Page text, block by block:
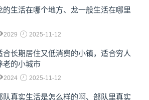
的生活在哪个地方、龙一般生活在哪里
2029 2025-11-12
合长期居住又低消费的小镇，适合穷人
老的小城市
2024 2025-11-12
队真实生活是怎么样的啊、部队里真实